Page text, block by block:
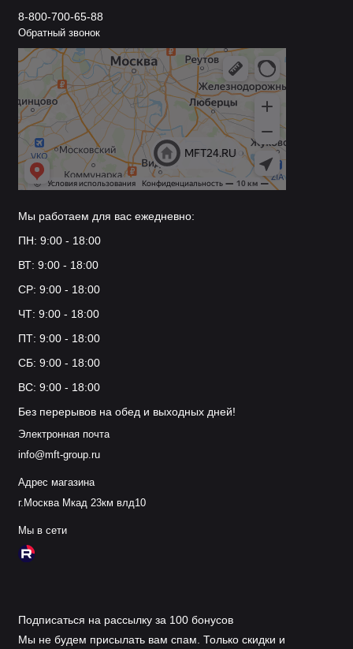
8-800-700-65-88
Обратный звонок
Мы работаем для вас ежедневно:
ПН: 9:00 - 18:00
ВТ: 9:00 - 18:00
СР: 9:00 - 18:00
ЧТ: 9:00 - 18:00
ПТ: 9:00 - 18:00
СБ: 9:00 - 18:00
ВС: 9:00 - 18:00
Без перерывов на обед и выходных дней!
Электронная почта
info@mft-group.ru
Адрес магазина
г.Москва Мкад 23км влд10
Мы в сети
Подписаться на рассылку за 100 бонусов
Мы не будем присылать вам спам. Только скидки и